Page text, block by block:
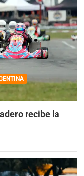
recibe la